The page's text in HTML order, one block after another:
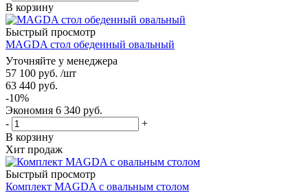
В корзину
Быстрый просмотр
MAGDA стол обеденный овальный
Уточняйте у менеджера
57 100 руб. /шт
63 440 руб.
-10%
Экономия 6 340 руб.
-
+
В корзину
Хит продаж
Быстрый просмотр
Комплект MAGDA с овальным столом